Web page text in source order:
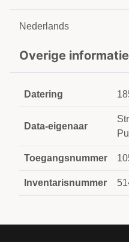
Nederlands
Overige informatie
Datering
Data-eigenaar
Toegangsnummer
Inventarisnummer